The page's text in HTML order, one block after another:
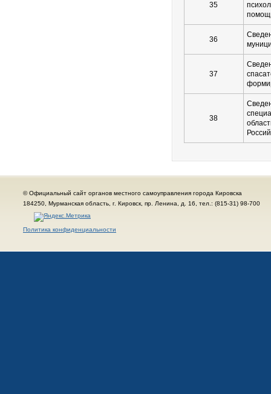
35
36
37
38
© Официальный сайт органов местного самоуправления города Кировска
184250, Мурманская область, г. Кировск, пр. Ленина, д. 16, тел.: (815-31) 98-700
Политика конфиденциальности